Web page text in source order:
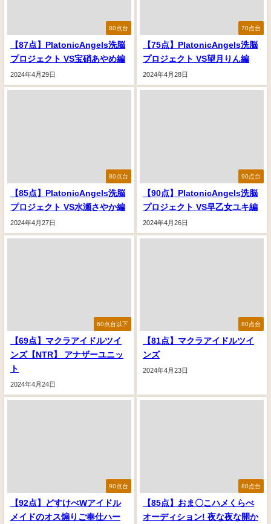
80点台
【87点】PlatonicAngels洗脳
プロジェクト VS宝硝あやめ編
2024年4月29日
70点台
【75点】PlatonicAngels洗脳
プロジェクト VS望月りん編
2024年4月28日
80点台
【85点】PlatonicAngels洗脳
プロジェクト VS水瀬さやか編
2024年4月27日
90点台
【90点】PlatonicAngels洗脳
プロジェクト VS早乙女ユキ編
2024年4月26日
60点台以下
【69点】マクラアイドルツイ
ンズ【NTR】 アナザーユニッ
ト
2024年4月24日
80点台
【81点】マクラアイドルツイ
ンズ
2024年4月23日
90点台
【92点】どすけべWアイドル
メイドのオス煽りご奉仕ハー
80点台
【85点】おま〇こハメくらべ
オーディション! 夜な夜な開か